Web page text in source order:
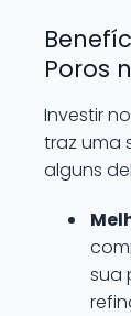
Poros
Investir
traz uma
alguns
sua